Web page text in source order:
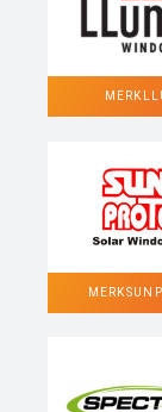
MERK
MERK SUN